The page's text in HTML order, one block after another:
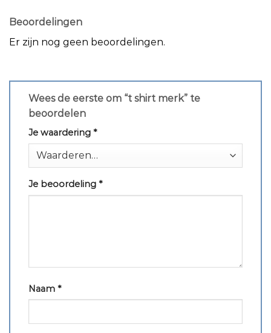
Beoordelingen
Er zijn nog geen beoordelingen.
Wees de eerste om “t shirt merk” te
beoordelen
Je waardering *
Je beoordeling *
Naam *